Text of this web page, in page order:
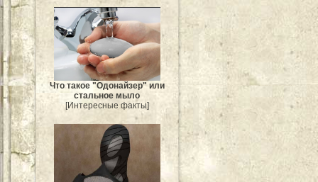
Что такое "Одонайзер" или
стальное мыло
[Интересные факты]